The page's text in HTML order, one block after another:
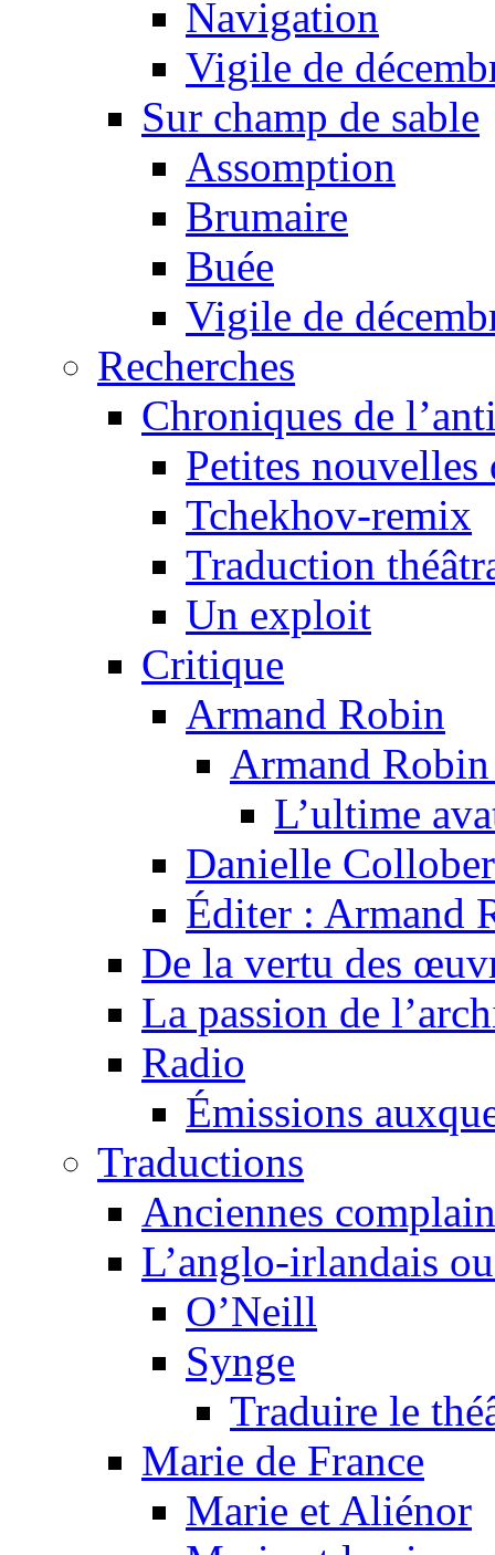
Navigation
Vigile de
Sur champ de sable
Assomption
Brumaire
Buée
Vigile de
Recherches
Chroniques de
Petites
Tchekhov-remix
Traduction
Un exploit
Critique
Armand Robin
Armand
L’ultime
Danielle
Éditer : Armand
De la vertu des
La passion de
Radio
Émissions
Traductions
Anciennes
L’anglo-irlandais
O’Neill
Synge
Traduire le
Marie de France
Marie et Aliénor